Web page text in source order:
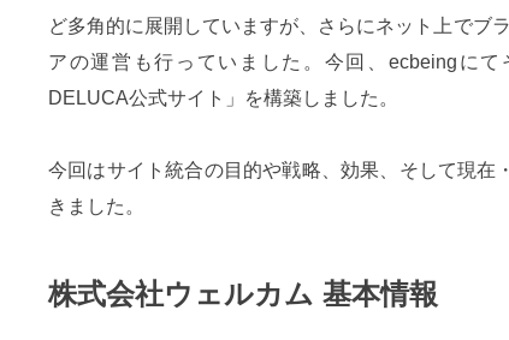
ど多角的に展開していますが、さらにネット上でブ
アの運営も行っていました。今回、ecbeingに
DELUCA公式サイト」を構築しました。
今回はサイト統合の目的や戦略、効果、そして現在
きました。
株式会社ウェルカム 基本情報